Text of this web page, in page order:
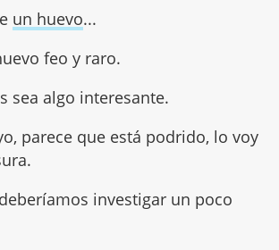
un huevo...
feo y raro.
sea algo interesante.
parece que está podrido, lo voy
investigar un poco